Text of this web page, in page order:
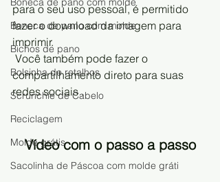
Boneca de pano com molde
Bichos de pano
Bolsinha de retalhos
Scrunchie de Cabelo
Reciclagem
Molde grátis
Sacolinha de Páscoa com molde gráti
para o seu uso pessoal, é permitido
fazer o download da imagem para
imprimir.
compartilhamento direto para suas
redes sociais .
   Vídeo com o passo a passo